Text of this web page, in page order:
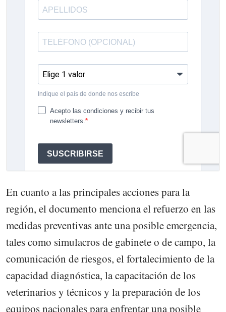
En cuanto a las principales acciones para la
región, el documento menciona el refuerzo en las
medidas preventivas ante una posible emergencia,
tales como simulacros de gabinete o de campo, la
comunicación de riesgos, el fortalecimiento de la
capacidad diagnóstica, la capacitación de los
veterinarios y técnicos y la preparación de los
equipos nacionales para enfrentar una posible